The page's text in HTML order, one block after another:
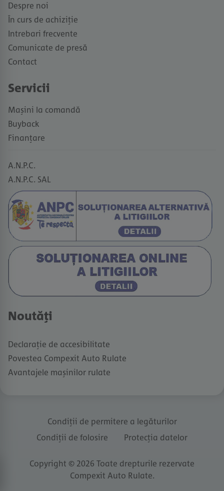
Despre noi
În curs de achiziție
Intrebari frecvente
Comunicate de presă
Contact
Servicii
Mașini la comandă
Buyback
Finanțare
A.N.P.C.
A.N.P.C. SAL
Noutăți
Declarație de accesibilitate
Povestea Compexit Auto Rulate
Avantajele mașinilor rulate
Copyright © 2026 Toate drepturile rezervate
Compexit Auto Rulate.
Condiții de permitere a legăturilor
Condiții de folosire
Protecția datelor